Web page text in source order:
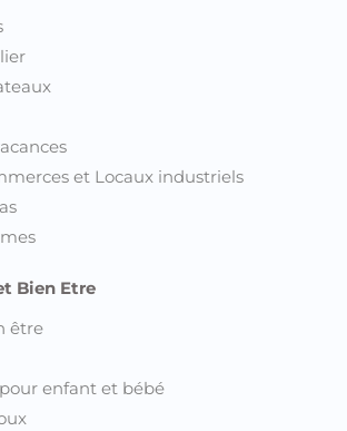
et Locaux industriels
Bien Etre
être
enfant et bébé